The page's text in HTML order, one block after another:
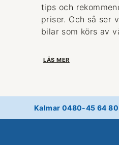
tips och
priser. Och så ser
bilar som körs av
LÄS MER
Kalmar 0480-45 64 80